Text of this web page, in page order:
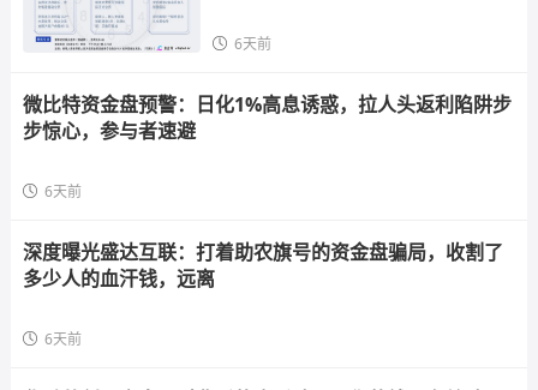
6天前
微比特资金盘预警：日化1%高息诱惑，拉人头返利陷阱步
步惊心，参与者速避
6天前
深度曝光盛达互联：打着助农旗号的资金盘骗局，收割了
多少人的血汗钱，远离
6天前